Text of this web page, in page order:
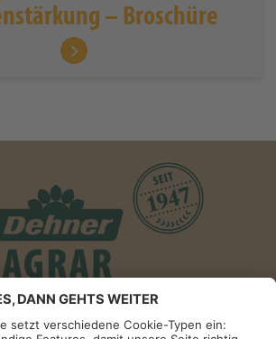
– Broschüre